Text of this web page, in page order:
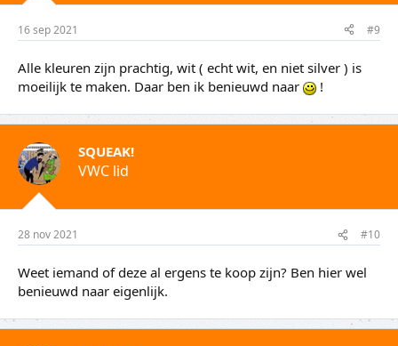
16 sep 2021 #9
Alle kleuren zijn prachtig, wit ( echt wit, en niet silver ) is
moeilijk te maken. Daar ben ik benieuwd naar
!
SQUEAK!
VWC lid
28 nov 2021 #10
Weet iemand of deze al ergens te koop zijn? Ben hier wel
benieuwd naar eigenlijk.